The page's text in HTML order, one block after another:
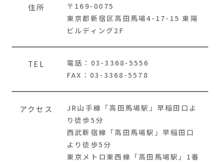
住所
〒169-0075
東京都新宿区高田馬場4-17-15 東陽
ビルディング2F
TEL
電話：03-3368-5556
FAX：03-3368-5578
アクセス
JR山手線「高田馬場駅」早稲田口よ
り徒歩5分
西武新宿線「高田馬場駅」早稲田口
より徒歩5分
東京メトロ東西線「高田馬場駅」1番